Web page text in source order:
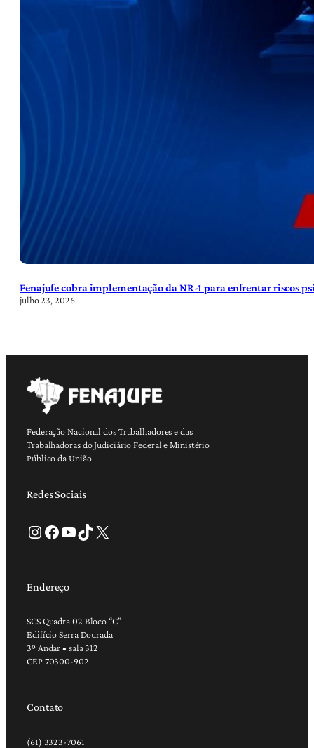
Fenajufe cobra implementação da NR-1 para enfrentar riscos
julho 23, 2026
Federação Nacional dos Trabalhadores e das
Trabalhadoras do Judiciário Federal e Ministério
Público da União
Redes Sociais
Instagram Facebook Youtube TikTok X
Endereço
SCS Quadra 02 Bloco “C”
Edifício Serra Dourada
3º Andar • sala 312
CEP 70300-902
Contato
(61) 3323-7061